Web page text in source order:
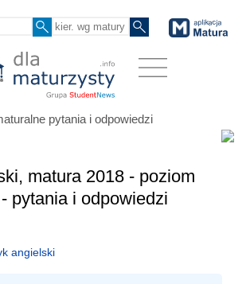
pytania i odpowiedzi
matura 2018 - poziom
pytania i odpowiedzi
angielski